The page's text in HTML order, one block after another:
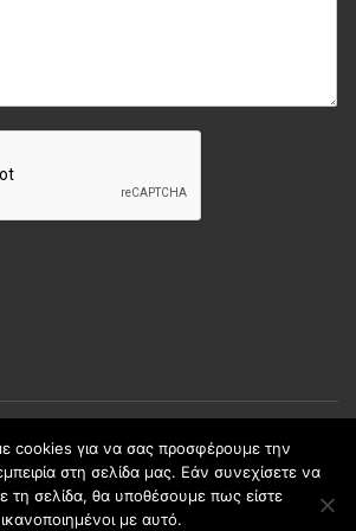
All Rights Reserved. | Developed by
Best Cybernetics
cookies για να σας προσφέρουμε την
στη σελίδα μας. Εάν συνεχίσετε να
τη σελίδα, θα υποθέσουμε πως είστε
ικανοποιημένοι με αυτό.